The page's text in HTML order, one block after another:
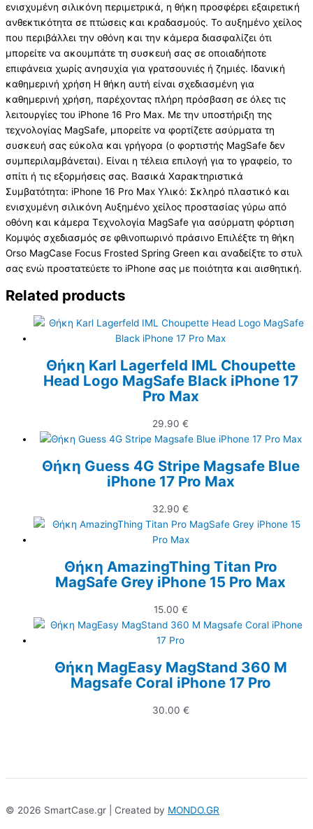
ενισχυμένη σιλικόνη περιμετρικά, η θήκη προσφέρει εξαιρετική
ανθεκτικότητα σε πτώσεις και κραδασμούς. Το αυξημένο χείλος
που περιβάλλει την οθόνη και την κάμερα διασφαλίζει ότι
μπορείτε να ακουμπάτε τη συσκευή σας σε οποιαδήποτε
επιφάνεια χωρίς ανησυχία για γρατσουνιές ή ζημιές. Ιδανική
καθημερινή χρήση Η θήκη αυτή είναι σχεδιασμένη για
καθημερινή χρήση, παρέχοντας πλήρη πρόσβαση σε όλες τις
λειτουργίες του iPhone 16 Pro Max. Με την υποστήριξη της
τεχνολογίας MagSafe, μπορείτε να φορτίζετε ασύρματα τη
συσκευή σας εύκολα και γρήγορα (ο φορτιστής MagSafe δεν
συμπεριλαμβάνεται). Είναι η τέλεια επιλογή για το γραφείο, το
σπίτι ή τις εξορμήσεις σας. Βασικά Χαρακτηριστικά
Συμβατότητα: iPhone 16 Pro Max Υλικό: Σκληρό πλαστικό και
ενισχυμένη σιλικόνη Αυξημένο χείλος προστασίας γύρω από
οθόνη και κάμερα Τεχνολογία MagSafe για ασύρματη φόρτιση
Κομψός σχεδιασμός σε φθινοπωρινό πράσινο Επιλέξτε τη θήκη
Orso MagCase Focus Frosted Spring Green και αναδείξτε το στυλ
σας ενώ προστατεύετε το iPhone σας με ποιότητα και αισθητική.
Related products
Θήκη Karl Lagerfeld IML Choupette
Head Logo MagSafe Black iPhone 17
Pro Max
29.90 €
Θήκη Guess 4G Stripe Magsafe Blue
iPhone 17 Pro Max
32.90 €
Θήκη AmazingThing Titan Pro
MagSafe Grey iPhone 15 Pro Max
15.00 €
Θήκη MagEasy MagStand 360 M
Magsafe Coral iPhone 17 Pro
30.00 €
© 2026 SmartCase.gr | Created by MONDO.GR